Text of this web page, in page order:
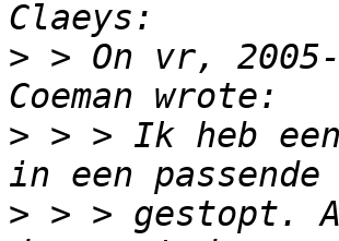
> > On vr,
> > > Ik heb
> > > gestopt.